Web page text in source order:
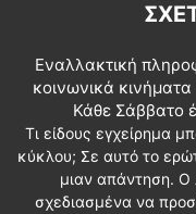
Εναλλακτική
κοινωνικά κινήματα
Κάθε Σάββατο
Τι είδους εγχείρημα
κύκλου; Σε αυτό το
μιαν απάντηση. Ο
σχεδιασμένα να